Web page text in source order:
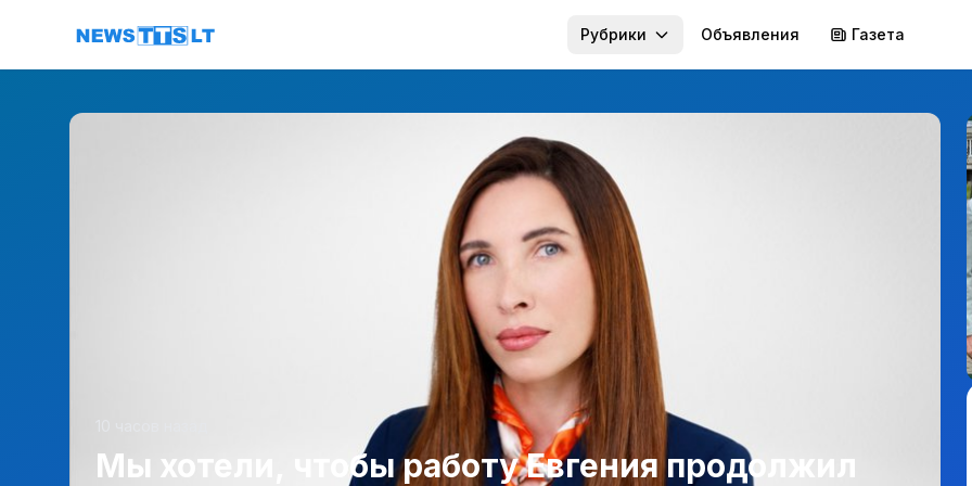
Перейти к содержимому
Рубрики Объявления Газета
Мы хотели, чтобы работу Евгения продолжил